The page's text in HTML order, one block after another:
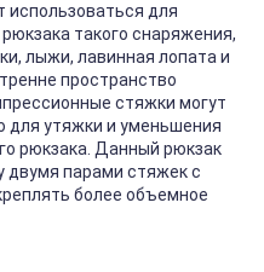
использоваться для
такого снаряжения,
лыжи, лавинная лопата и
пространство
стяжки могут
для утяжки и уменьшения
рюкзака. Данный рюкзак
парами стяжек с
более объемное